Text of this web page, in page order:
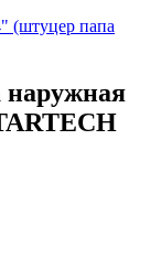
наружная